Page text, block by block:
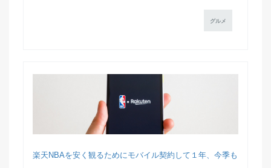
グルメ
楽天NBAを安く観るためにモバイル契約して１年、今季も